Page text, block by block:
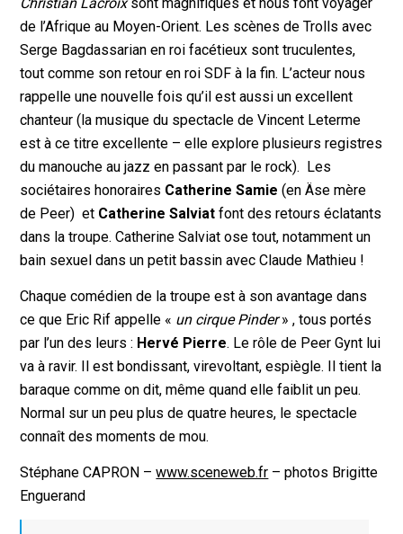
Christian Lacroixsont magnifiques et nous font voyager
de l’Afrique au Moyen-Orient. Les scènes de Trolls avec
Serge Bagdassarian en roi facétieux sont truculentes,
tout comme son retour en roi SDF à la fin. L’acteur nous
rappelle une nouvelle fois qu’il est aussi un excellent
chanteur (la musique du spectacle de Vincent Leterme
est à ce titre excellente – elle explore plusieurs registres
du manouche au jazz en passant par le rock). Les
sociétaires honoraires Catherine Samie (en Äse mère
de Peer) et Catherine Salviat font des retours éclatants
dans la troupe. Catherine Salviat ose tout, notamment un
bain sexuel dans un petit bassin avec Claude Mathieu !
Chaque comédien de la troupe est à son avantage dans
ce que Eric Rif appelle « un cirque Pinder» , tous portés
par l’un des leurs : Hervé Pierre. Le rôle de Peer Gynt lui
va à ravir. Il est bondissant, virevoltant, espiègle. Il tient la
baraque comme on dit, même quand elle faiblit un peu.
Normal sur un peu plus de quatre heures, le spectacle
connaît des moments de mou.
Stéphane CAPRON –www.sceneweb.fr – photos Brigitte
Enguerand